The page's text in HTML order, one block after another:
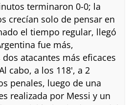
terminaron 0-0; la
crecían solo de pensar en
el tiempo regular, llegó
fue más,
atacantes más eficaces
cabo, a los 118', a 2
penales, luego de una
realizada por Messi y un